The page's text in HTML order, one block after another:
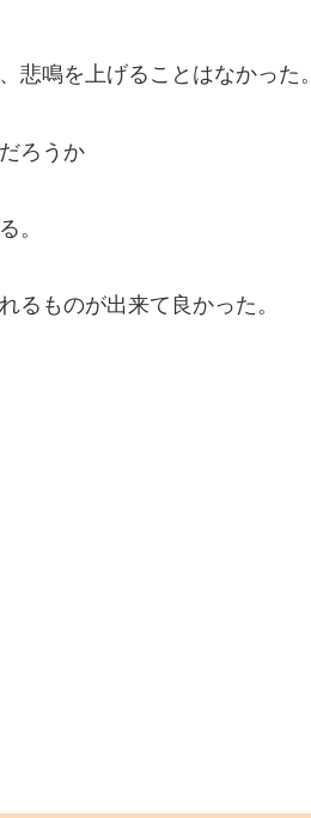
悲鳴を上げることはなかった。
ろうか
。
るものが出来て良かった。